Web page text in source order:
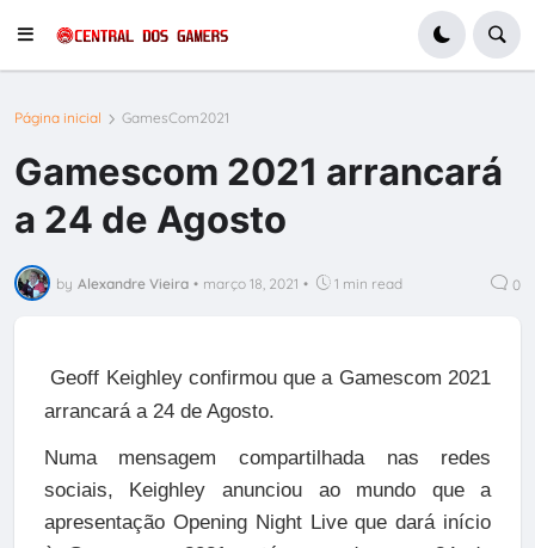
Página inicial GamesCom2021
Gamescom 2021 arrancará
a 24 de Agosto
by Alexandre Vieira • março 18, 2021 • 1 min read 0
Geoff Keighley confirmou que a Gamescom 2021
arrancará a 24 de Agosto.
Numa mensagem compartilhada nas redes
sociais, Keighley anunciou ao mundo que a
apresentação Opening Night Live que dará início